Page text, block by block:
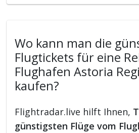
Wo kann man die
Flugtickets für eine
Flughafen Astoria
kaufen?
Flightradar.live hilft Ihnen,
günstigsten Flüge vom